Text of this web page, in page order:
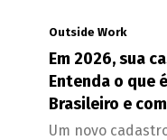
Outside Work
Em 2026, sua
Entenda o que
Brasileiro e
Um novo